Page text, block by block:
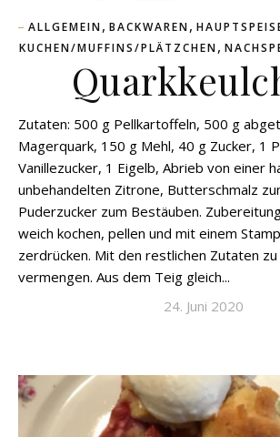
ALLGEMEIN, BACKWAREN,
KUCHEN/MUFFINS/PLÄTZCHEN,
Zutaten: 500 g Pellkartoffeln, 500 g
Magerquark, 150 g Mehl, 40 g Zucker, 1
Vanillezucker, 1 Eigelb, Abrieb von einer
unbehandelten Zitrone, Butterschmalz
Puderzucker zum Bestäuben.
weich kochen, pellen und mit einem
zerdrücken. Mit den restlichen Zutaten
vermengen. Aus dem Teig gleich...
24. Juni 2020